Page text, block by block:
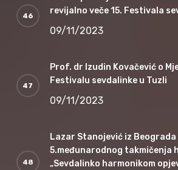
revijalno veče 15. Festivala
09/11/2023
Prof. dr Izudin Kovačević o
Festivalu sevdalinke u Tuzli
09/11/2023
Lazar Stanojević iz
5.međunarodnog takmičenja
„Sevdalinko harmonikom